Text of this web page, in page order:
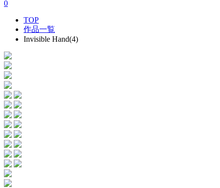
0
TOP
作品一覧
Invisible Hand(4)